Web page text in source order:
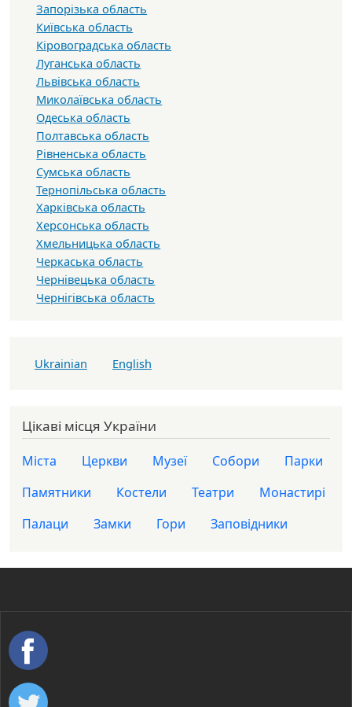
Запорізька область
Київська область
Кіровоградська область
Луганська область
Львівська область
Миколаївська область
Одеська область
Полтавська область
Рівненська область
Сумська область
Тернопільська область
Харківська область
Херсонська область
Хмельницька область
Черкаська область
Чернівецька область
Чернігівська область
Ukrainian English
Цікаві місця України
Міста Церкви Музеї Собори
Парки
Памятники
Костели Театри
Монастирі
Палаци
Замки Гори Заповідники